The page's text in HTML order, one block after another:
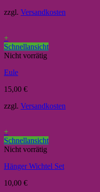
zzgl. Versandkosten
+
Schnellansicht
Nicht vorrätig
Eule
15,00 €
zzgl. Versandkosten
+
Schnellansicht
Nicht vorrätig
Hänger Wichtel Set
10,00 €